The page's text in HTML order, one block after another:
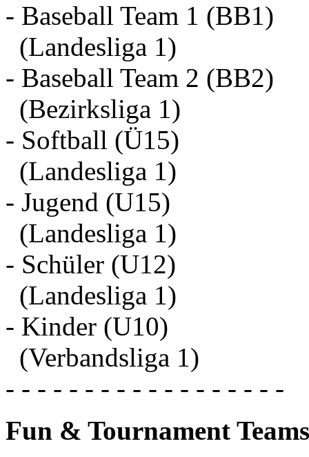
- Baseball Team 1 (BB1)
(Landesliga 1)
- Baseball Team 2 (BB2)
(Bezirksliga 1)
- Softball (Ü15)
(Landesliga 1)
- Jugend (U15)
(Landesliga 1)
- Schüler (U12)
(Landesliga 1)
- Kinder (U10)
(Verbandsliga 1)
- - - - - - - - - - - - - - - - - -
Fun & Tournament